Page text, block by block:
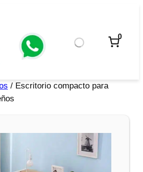
0
/ Escritorio compacto para